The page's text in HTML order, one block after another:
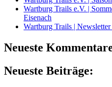
Wartburg Trails e.V. |
Eisenach
Wartburg Trails | Newsletter
Neueste
Neueste Beiträge: